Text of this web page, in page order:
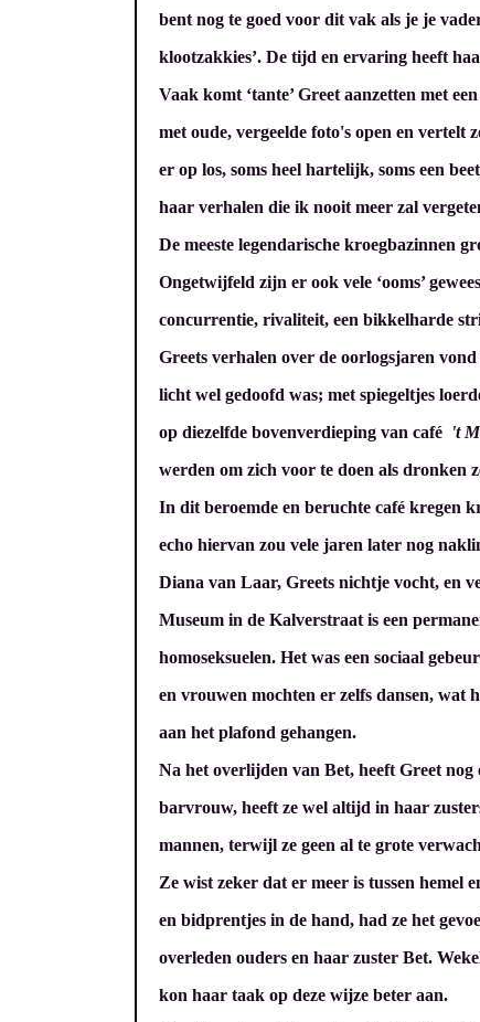
bent nog te goed voor dit vak als je je
klootzakkies’. De tijd en ervaring heeft
Vaak komt ‘tante’ Greet aanzetten met
met oude, vergeelde foto's open en vertelt
er op los, soms heel hartelijk, soms een
haar verhalen die ik nooit meer zal
De meeste legendarische kroegbazinnen
Ongetwijfeld zijn er ook vele ‘ooms’
concurrentie, rivaliteit, een bikkelharde
Greets verhalen over de oorlogsjaren
licht wel gedoofd was; met spiegeltjes
op diezelfde bovenverdieping van café 't
werden om zich voor te doen als dronken
In dit beroemde en beruchte café
echo hiervan zou vele jaren later nog
Diana van Laar, Greets nichtje vocht, en
Museum in de Kalverstraat is een
homoseksuelen. Het was een sociaal
en vrouwen mochten er zelfs dansen, wat
aan het plafond gehangen.
Na het overlijden van Bet, heeft Greet
barvrouw, heeft ze wel altijd in haar
mannen, terwijl ze geen al te grote
Ze wist zeker dat er meer is tussen hemel
en bidprentjes in de hand, had ze het
overleden ouders en haar zuster Bet.
kon haar taak op deze wijze beter aan.